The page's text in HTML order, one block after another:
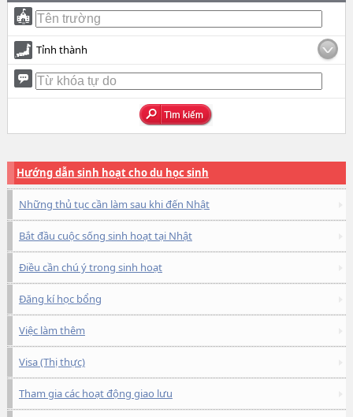
Tỉnh thành
Hướng dẫn sinh hoạt cho du học sinh
Những thủ tục cần làm sau khi đến Nhật
Bắt đầu cuộc sống sinh hoạt tại Nhật
Điều cần chú ý trong sinh hoạt
Đăng kí học bổng
Việc làm thêm
Visa (Thị thực)
Tham gia các hoạt động giao lưu